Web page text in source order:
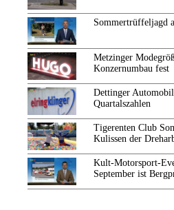
Sommertrüffeljagd
Metzinger
Konzernumbau fest
Dettinger
Quartalszahlen
Tigerenten Club
Kulissen der
Kult-Motorsport-
September ist